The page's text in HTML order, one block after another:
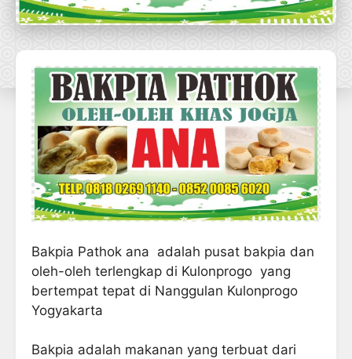
Bakpia Pathok ana adalah pusat bakpia dan
oleh-oleh terlengkap di Kulonprogo yang
bertempat tepat di Nanggulan Kulonprogo
Yogyakarta
Bakpia adalah makanan yang terbuat dari